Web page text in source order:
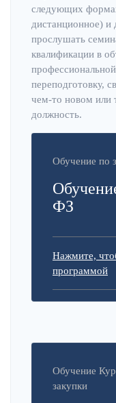
следующих
дистанционное)
прослушать
квалификации в
переподготовку,
чем-то новом или
должность.
Обучение по
ФЗ
Нажмите,
программой
Обучение
закупки